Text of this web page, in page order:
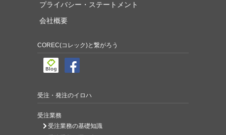
プライバシー・ステートメント
会社概要
COREC(コレック)と繋がろう
受注・発注のイロハ
受注業務
受注業務の基礎知識